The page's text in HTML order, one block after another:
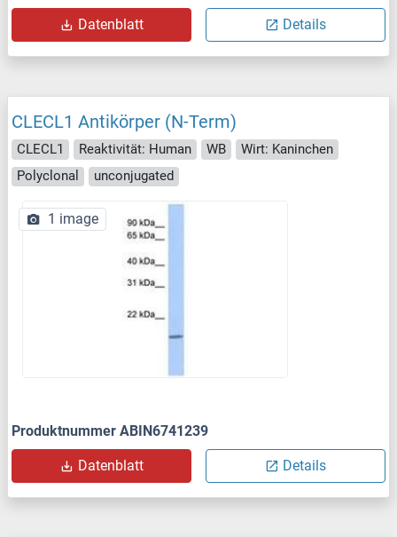
Datenblatt Details
CLECL1 Antikörper (N-Term)
CLECL1 Reaktivität: Human WB
Wirt: Kaninchen
Polyclonal
unconjugated
1 image
Produktnummer ABIN6741239
Datenblatt Details